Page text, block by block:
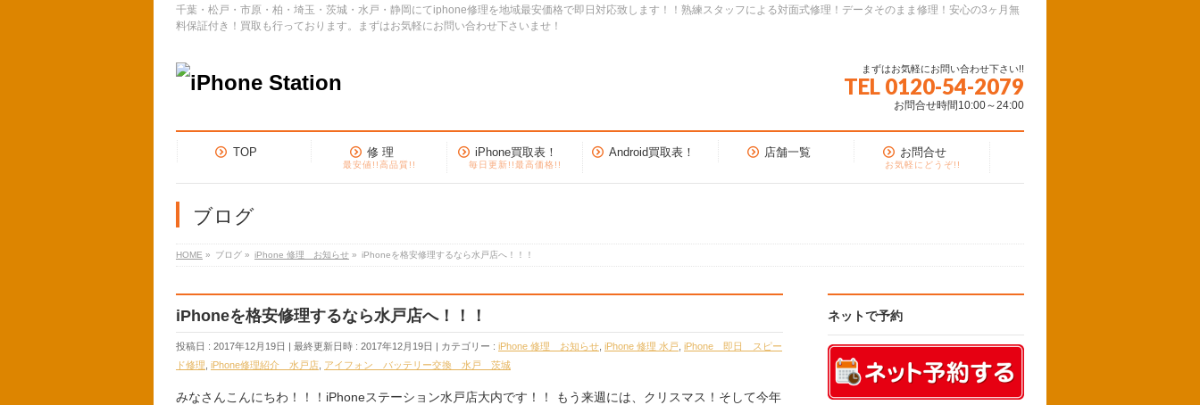
千葉・松戸・市原・柏・埼玉・茨城・水戸・静岡にてiphone修理を地域最安価格で即日対応致します！！熟練スタッフによる対面式修理！データそのまま修理！安心の3ヶ月無
料保証付き！買取も行っております。まずはお気軽にお問い合わせ下さいませ！
まずはお気軽にお問い合わせ下さい!!
TEL 0120-54-2079
お問合せ時間10:00～24:00
TOP 修 理
最安値!!高品質!!
iPhone買取表！
毎日更新!!最高価格!!
Android買取表！ 店舗一覧 お問合せ
お気軽にどうぞ!!
ブログ
HOME » ブログ » iPhone 修理 お知らせ » iPhoneを格安修理するなら水戸店へ！！！
iPhoneを格安修理するなら水戸店へ！！！
投稿日 : 2017年12月19日 最終更新日時 : 2017年12月19日 カテゴリー : iPhone 修理 お知らせ iPhone 修理 水戸 iPhone 即日 スピー
ド修理 iPhone修理紹介 水戸店 アイフォン バッテリー交換 水戸 茨城
みなさんこんにちわ！！！iPhoneステーション水戸店大内です！！ もう来週には、クリスマス！そして今年
ネットで予約